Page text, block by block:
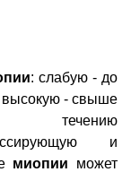
: слабую - до
высокую - свыше
и
миопии может